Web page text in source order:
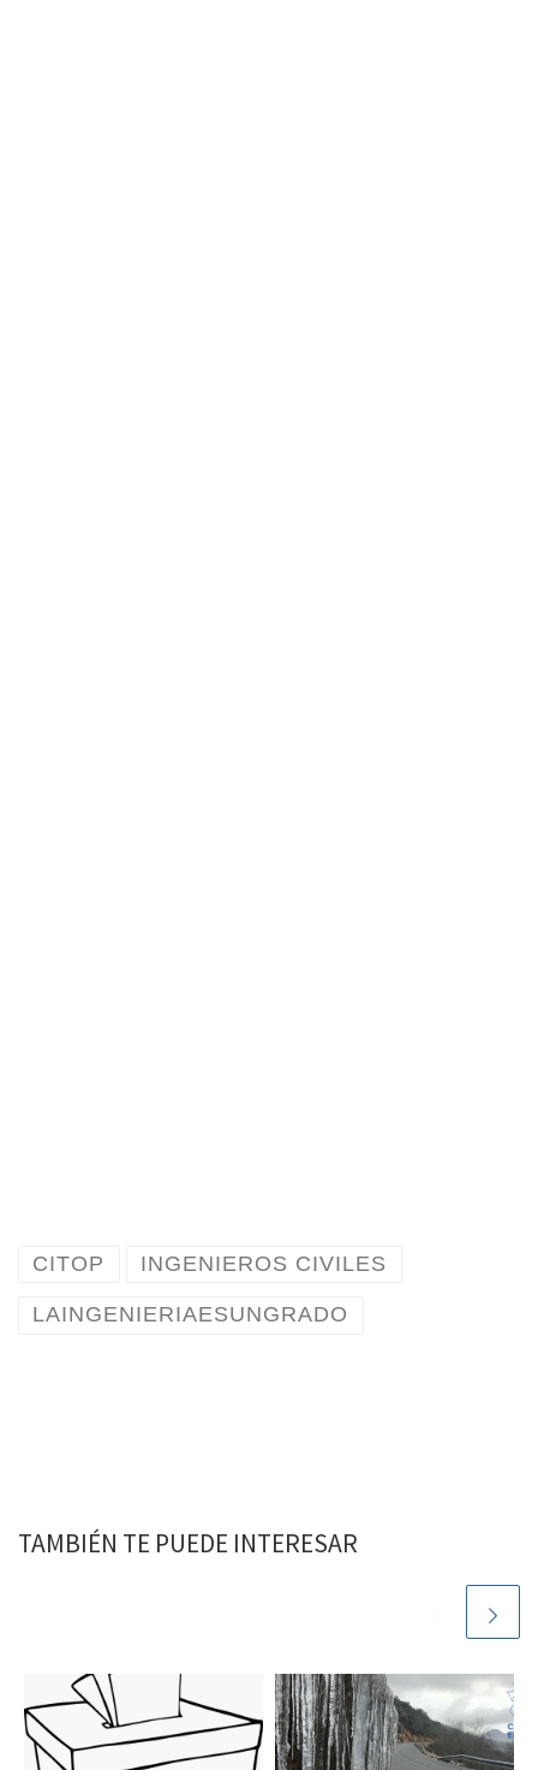
CITOP INGENIEROS CIVILES
LAINGENIERIAESUNGRADO
TAMBIÉN TE PUEDE INTERESAR